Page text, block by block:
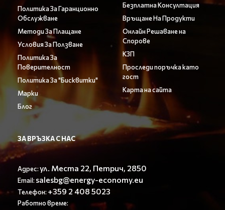
Политика За Гаранционно
Обслужване
Методи За Плащане
Условия За Ползване
Политика За
Поверителност
Политика За "Бисквитки"
Марки
Блог
Безплатна Консултация
Връщане На Продукти
Онлайн Решаване на
Спорове
КЗП
Проследи поръчка като
гост
Карта на сайта
ЗА ВРЪЗКА С НАС
Адрес:ул. Места 22, Петрич, 2850
Email: salesbg@energy-economy.eu
Телефон: +359 2 408 5023
Работно време: